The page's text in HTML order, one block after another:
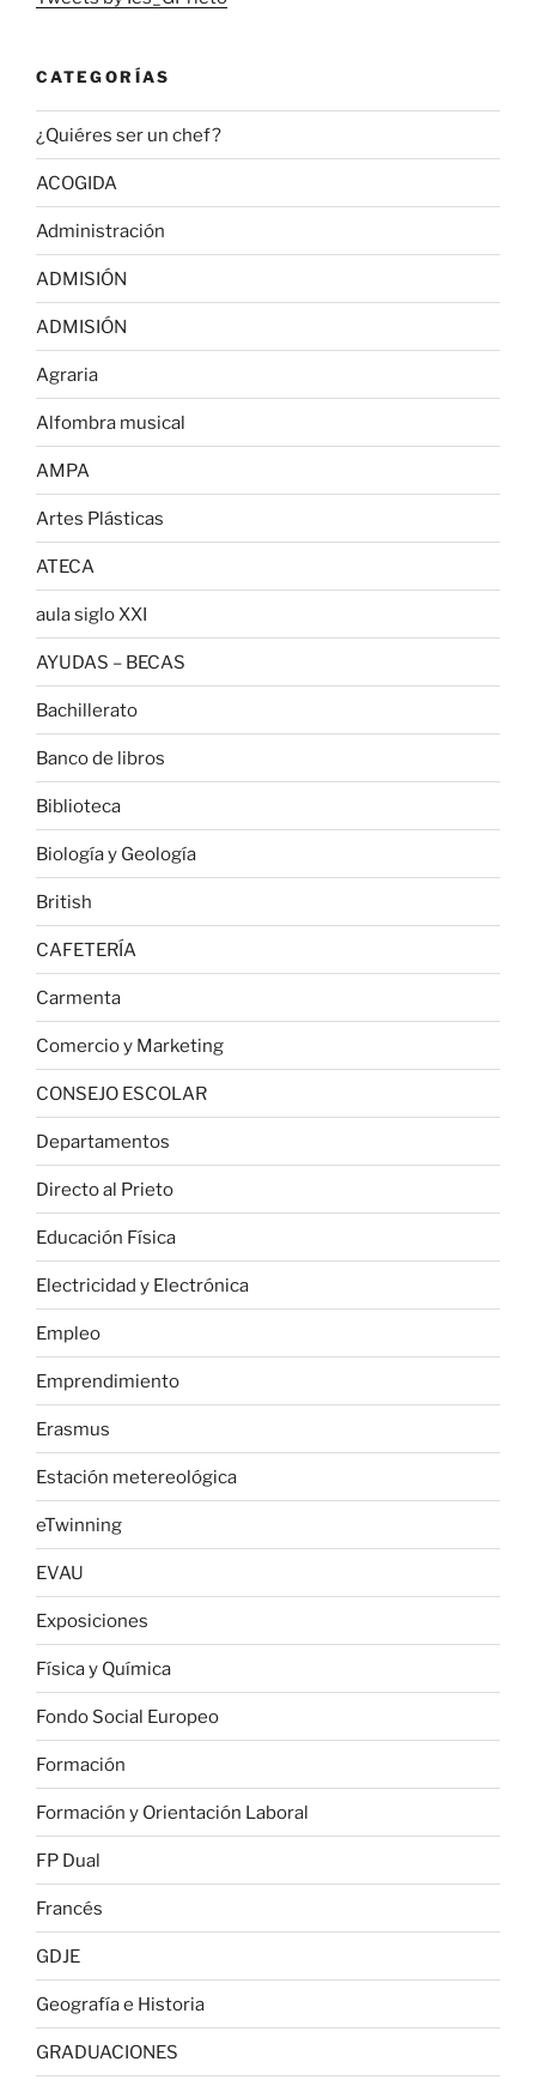
CATEGORÍAS
¿Quiéres ser un chef?
ACOGIDA
Administración
ADMISIÓN
ADMISIÓN
Agraria
Alfombra musical
AMPA
Artes Plásticas
ATECA
aula siglo XXI
AYUDAS – BECAS
Bachillerato
Banco de libros
Biblioteca
Biología y Geología
British
CAFETERÍA
Carmenta
Comercio y Marketing
CONSEJO ESCOLAR
Departamentos
Directo al Prieto
Educación Física
Electricidad y Electrónica
Empleo
Emprendimiento
Erasmus
Estación metereológica
eTwinning
EVAU
Exposiciones
Física y Química
Fondo Social Europeo
Formación
Formación y Orientación Laboral
FP Dual
Francés
GDJE
Geografía e Historia
GRADUACIONES